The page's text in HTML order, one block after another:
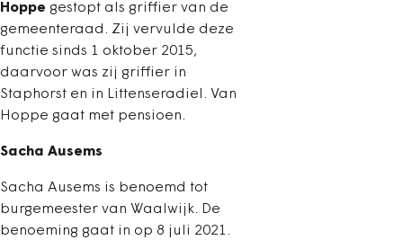
Hoppe gestopt als griffier van de
gemeenteraad. Zij vervulde deze
functie sinds 1 oktober 2015,
daarvoor was zij griffier in
Staphorst en in Littenseradiel. Van
Hoppe gaat met pensioen.
Sacha Ausems
Sacha Ausems is benoemd tot
burgemeester van Waalwijk. De
benoeming gaat in op 8 juli 2021.